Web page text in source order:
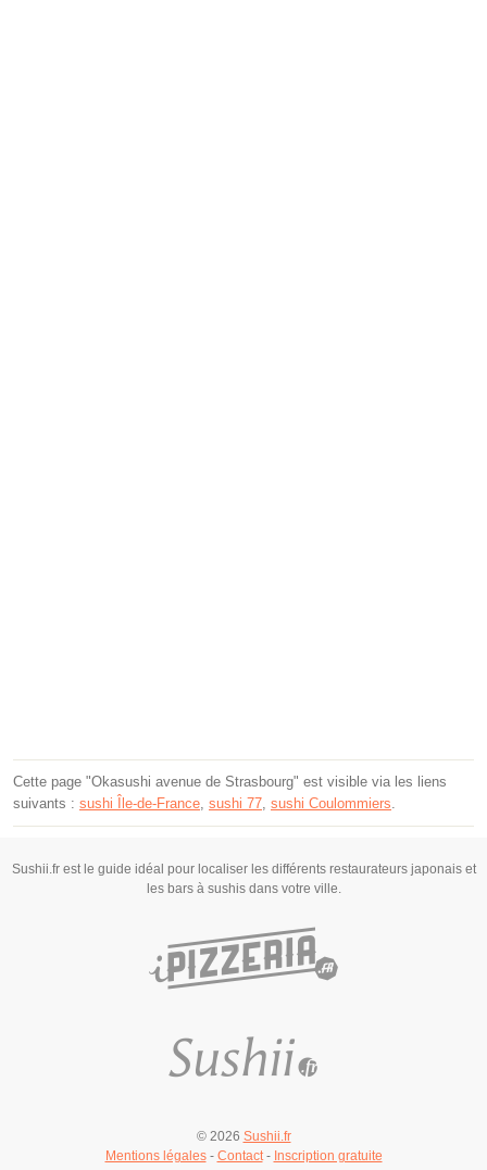
Cette page "Okasushi avenue de Strasbourg" est visible via les liens
suivants : sushi Île-de-France, sushi 77, sushi Coulommiers.
Sushii.fr est le guide idéal pour localiser les différents restaurateurs japonais et
les bars à sushis dans votre ville.
© 2026 Sushii.fr
Mentions légales- Contact- Inscription gratuite